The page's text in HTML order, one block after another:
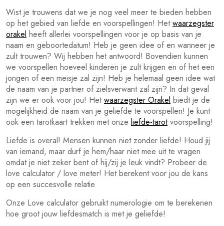
Wist je trouwens dat we je nog veel meer te bieden hebben
op het gebied van liefde en voorspellingen! Hetwaarzegster
orakel heeft allerlei voorspellingen voor je op basis van je
naam en geboortedatum! Heb je geen idee of en wanneer je
zult trouwen? Wij hebben het antwoord! Bovendien kunnen
we voorspellen hoeveel kinderen je zult krijgen en of het een
jongen of een meisje zal zijn! Heb je helemaal geen idee wat
de naam van je partner of zielsverwant zal zijn? In dat geval
zijn we er ook voor jou! Hetwaarzegster Orakel biedt je de
mogelijkheid de naam van je geliefde te voorspellen! Je kunt
ook een tarotkaart trekken met onze liefde-tarotvoorspelling!
Liefde is overal! Mensen kunnen niet zonder liefde! Houd jij
van iemand, maar durf je hem/haar niet mee uit te vragen
omdat je niet zeker bent of hij/zij je leuk vindt? Probeer de
love calculator / love meter! Het berekent voor jou de kans
op een succesvolle relatie
Onze Love calculator gebruikt numerologie om te berekenen
hoe groot jouw liefdesmatch is met je geliefde!